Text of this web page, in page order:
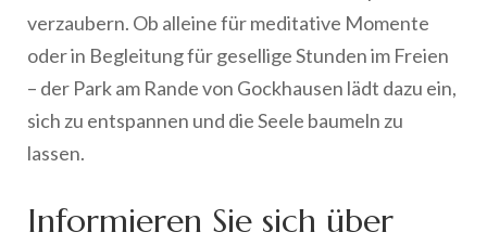
verzaubern. Ob alleine für meditative Momente
oder in Begleitung für gesellige Stunden im Freien
– der Park am Rande von Gockhausen lädt dazu ein,
sich zu entspannen und die Seele baumeln zu
lassen.
Informieren Sie sich über